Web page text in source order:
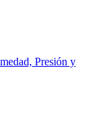
Presión y